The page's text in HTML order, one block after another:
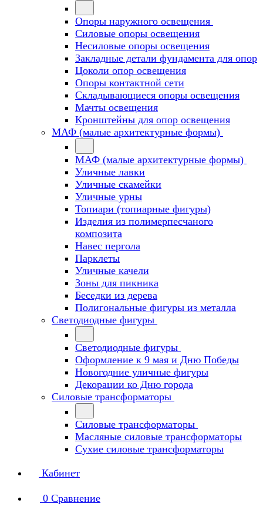
Опоры наружного освещения
Силовые опоры освещения
Несиловые опоры освещения
Закладные детали фундамента для опор
Цоколи опор освещения
Опоры контактной сети
Cкладывающиеся опоры освещения
Мачты освещения
Кронштейны для опор освещения
МАФ (малые архитектурные формы)
МАФ (малые архитектурные формы)
Уличные лавки
Уличные скамейки
Уличные урны
Топиари (топиарные фигуры)
Изделия из полимерпесчаного
композита
Навес пергола
Парклеты
Уличные качели
Зоны для пикника
Беседки из дерева
Полигональные фигуры из металла
Светодиодные фигуры
Светодиодные фигуры
Оформление к 9 мая и Дню Победы
Новогодние уличные фигуры
Декорации ко Дню города
Силовые трансформаторы
Силовые трансформаторы
Масляные силовые трансформаторы
Сухие силовые трансформаторы
Кабинет
0 Сравнение